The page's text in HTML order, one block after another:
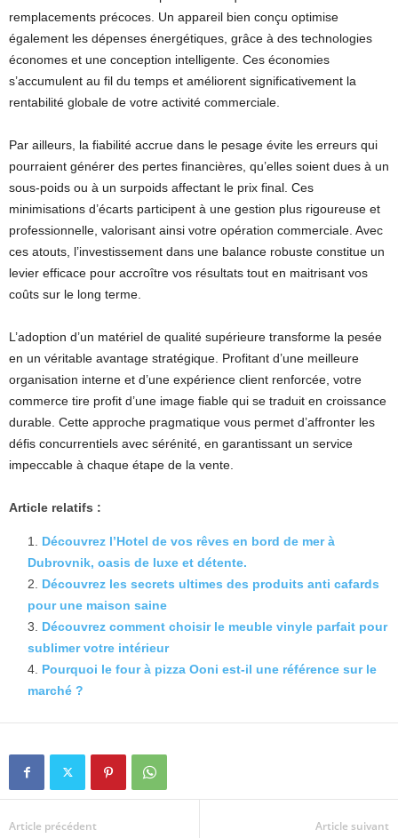
remplacements précoces. Un appareil bien conçu optimise
également les dépenses énergétiques, grâce à des technologies
économes et une conception intelligente. Ces économies
s’accumulent au fil du temps et améliorent significativement la
rentabilité globale de votre activité commerciale.
Par ailleurs, la fiabilité accrue dans le pesage évite les erreurs qui
pourraient générer des pertes financières, qu’elles soient dues à un
sous-poids ou à un surpoids affectant le prix final. Ces
minimisations d’écarts participent à une gestion plus rigoureuse et
professionnelle, valorisant ainsi votre opération commerciale. Avec
ces atouts, l’investissement dans une balance robuste constitue un
levier efficace pour accroître vos résultats tout en maitrisant vos
coûts sur le long terme.
L’adoption d’un matériel de qualité supérieure transforme la pesée
en un véritable avantage stratégique. Profitant d’une meilleure
organisation interne et d’une expérience client renforcée, votre
commerce tire profit d’une image fiable qui se traduit en croissance
durable. Cette approche pragmatique vous permet d’affronter les
défis concurrentiels avec sérénité, en garantissant un service
impeccable à chaque étape de la vente.
Article relatifs :
Découvrez l’Hotel de vos rêves en bord de mer à
Dubrovnik, oasis de luxe et détente.
Découvrez les secrets ultimes des produits anti cafards
pour une maison saine
Découvrez comment choisir le meuble vinyle parfait pour
sublimer votre intérieur
Pourquoi le four à pizza Ooni est-il une référence sur le
marché ?
Article précédent Article suivant